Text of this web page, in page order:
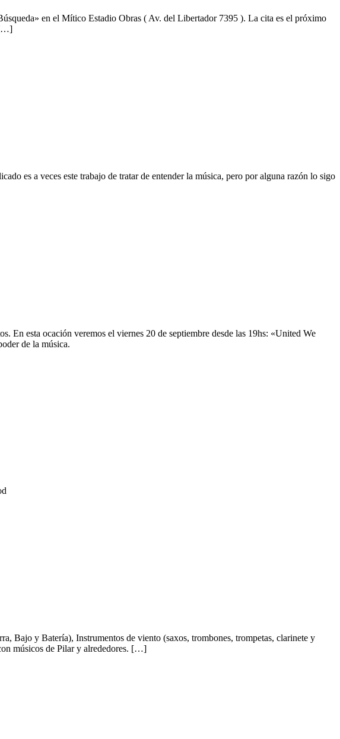
en el Mítico Estadio Obras ( Av. del Libertador 7395 ). La cita es el próximo
[…]
es a veces este trabajo de tratar de entender la música, pero por alguna razón lo sigo
esta ocación veremos el viernes 20 de septiembre desde las 19hs: «United We
de la música.
Bajo y Batería), Instrumentos de viento (saxos, trombones, trompetas, clarinete y
músicos de Pilar y alrededores. […]